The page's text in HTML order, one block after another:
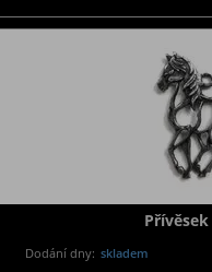
Přívěsek
Dodání dny: skladem